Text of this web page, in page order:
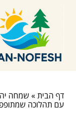
דף הבית» שמחה
עם תהלוכה